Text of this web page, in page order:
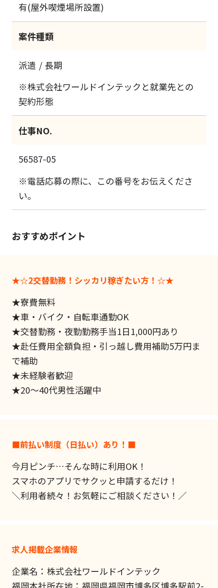
有(屋外喫煙場所設置)
案件種類
派遣
長期
※株式会社ワールドインテックと就業先との
契約形態
仕事NO.
56587-05
※電話応募の際に、この番号をお伝えくださ
い。
おすすめポイント
★☆2交替勤務！シッカリ稼ぎたい方！☆★
★寮費無料
★車・バイク・自転車通勤OK
★交替勤務・夜勤勤務手当1日1,000円あり
★赴任費用全額負担・引っ越し費用補助5万円ま
で補助
★未経験者歓迎
★20～40代男性活躍中
■前払い制度（日払い）あり！■
今月ピンチ…そんな時に利用OK！
スマホのアプリでサクッと申請するだけ！
＼利用者続々！お気軽にご相談ください！／
求人掲載企業情報
企業名：株式会社ワールドインテック